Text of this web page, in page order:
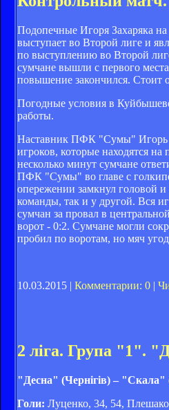
Подопечные Игоря Захаряка
выступает во Второй лиге и
по выступлению во Второй
сумчане вышли с первого
повышение закончился. Стоит
Погодные условия в Куйбышево
работы.
Наставник ПФК "Сумы" Игорь
игроков, которые находятся
несколько минут сумчане
ПФК "Сумы" во главе с
опережении замкнул головой
команды, так и у другой. Вся
сумчан за провал в
ворот - 0:2. Сумчане могли
пробил по воротам, но мяч
10.03.2015 | Комментарии: 0 |
2 ліга. Група "1".
"Десна" (Чернігів) – "Скала"
Голи: Луценко, 34, 54,